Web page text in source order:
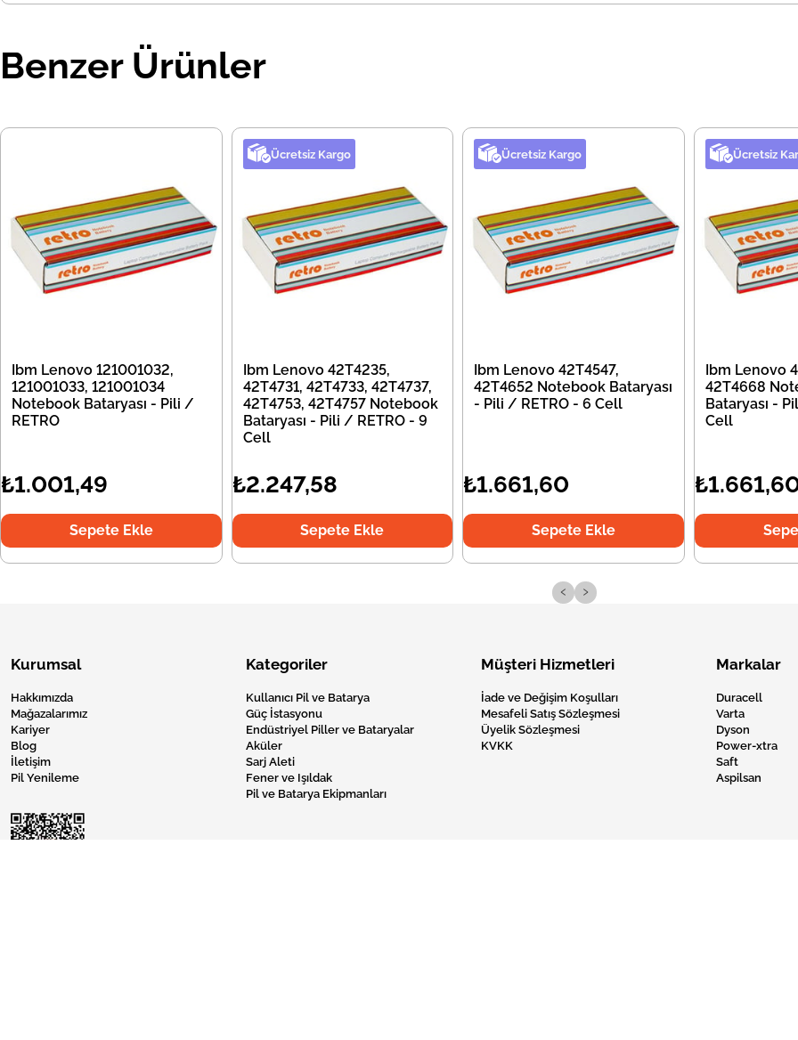
Benzer Ürünler
Ibm Lenovo 121001032,
121001033, 121001034
Notebook Bataryası - Pili /
RETRO
₺1.001,49
Sepete Ekle
Ücretsiz Kargo
Ibm Lenovo 42T4235,
42T4731, 42T4733, 42T4737,
42T4753, 42T4757 Notebook
Bataryası - Pili / RETRO - 9
Cell
₺2.247,58
Sepete Ekle
Ücretsiz Kargo
Ibm Lenovo 42T4547,
42T4652 Notebook Bataryası
- Pili / RETRO - 6 Cell
₺1.661,60
Sepete Ekle
Ücretsiz
Ibm Lenovo
42T4668
Bataryası -
Cell
‹ ›
Kurumsal
Hakkımızda
Mağazalarımız
Kariyer
Blog
İletişim
Pil Yenileme
Kategoriler
Kullanıcı Pil ve Batarya
Güç İstasyonu
Endüstriyel Piller ve Bataryalar
Aküler
Sarj Aleti
Fener ve Işıldak
Pil ve Batarya Ekipmanları
Müşteri Hizmetleri
İade ve Değişim Koşulları
Mesafeli Satış Sözleşmesi
Üyelik Sözleşmesi
KVKK
Markalar
Duracell
Varta
Dyson
Power-xtra
Saft
Aspilsan